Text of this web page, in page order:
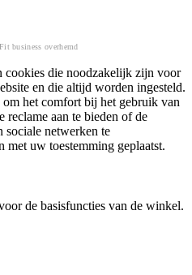
business overhemd
cookies die noodzakelijk zijn voor
en die altijd worden ingesteld.
het comfort bij het gebruik van
reclame aan te bieden of de
sociale netwerken te
uw toestemming geplaatst.
de basisfuncties van de winkel.